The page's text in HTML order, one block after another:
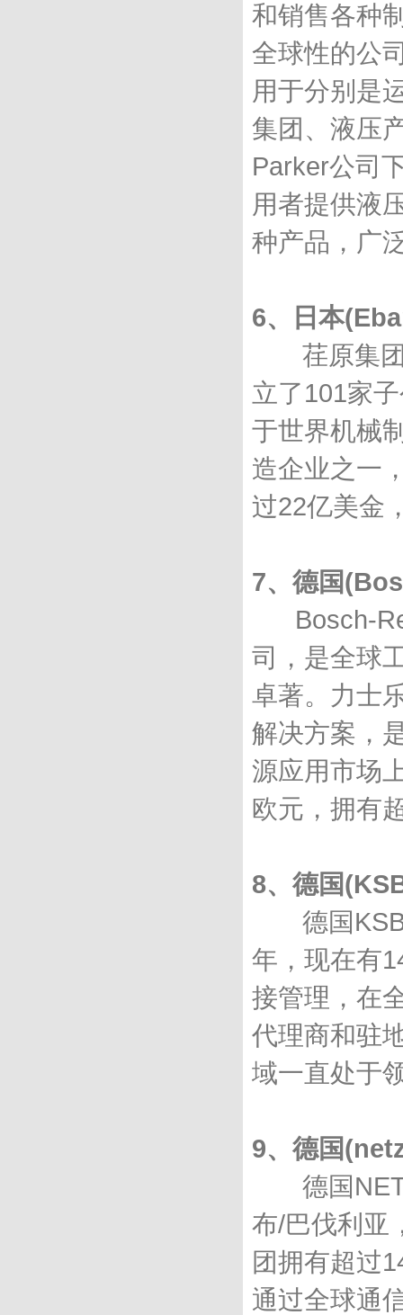
和销售各种
全球性的公
用于分别是
集团、液压
Parker公司
用者提供液
种产品，广
6、日本
荏原集团
立了101家
于世界机械
造企业之一
过22亿美金
7、德国
Bosch-
司，是全球
卓著。力士
解决方案，
源应用市场
欧元，拥有
8、德国
德国KSB
年，现在有
接管理，在
代理商和驻
域一直处于
9、德国
德国
布/巴伐利亚
团拥有超过
通过全球通